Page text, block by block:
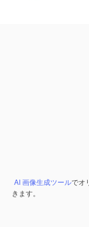
AI 画像生成ツールでオ
きます。